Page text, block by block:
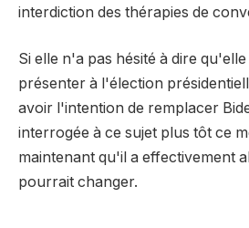
interdiction des thérapies de
Si elle n'a pas hésité à dire
présenter à l'élection
avoir l'intention de remplacer
interrogée à ce sujet plus tôt ce
maintenant qu'il a effectivement
pourrait changer.